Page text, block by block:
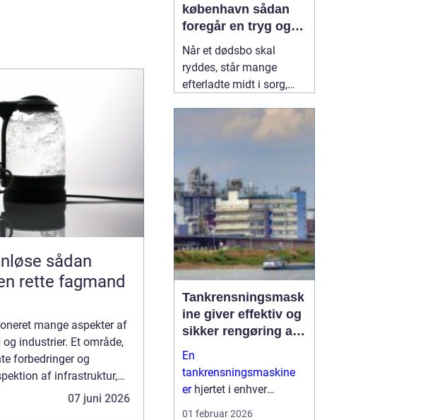
sådan
rette fagmand
mange aspekter af
industrier. Et område,
forbedringer og
af infrastruktur,
Drone
07 juni 2026
københavn sådan
foregår en tryg og
respektfuld rydning
Når et dødsbo skal
ryddes, står mange
efterladte midt i sorg,
ofte også tidspres. I en
by som København, hvor
deadlines til overtagelse
eller salg hurtigt nærmer
sig, kan en professionel
hjælp08 februar 2026
Tankrensningsmask
ine giver effektiv og
sikker rengøring af
tanke
En
tankrensningsmaskine
erhjertet i enhver
professionel løsning til
01 februar 2026